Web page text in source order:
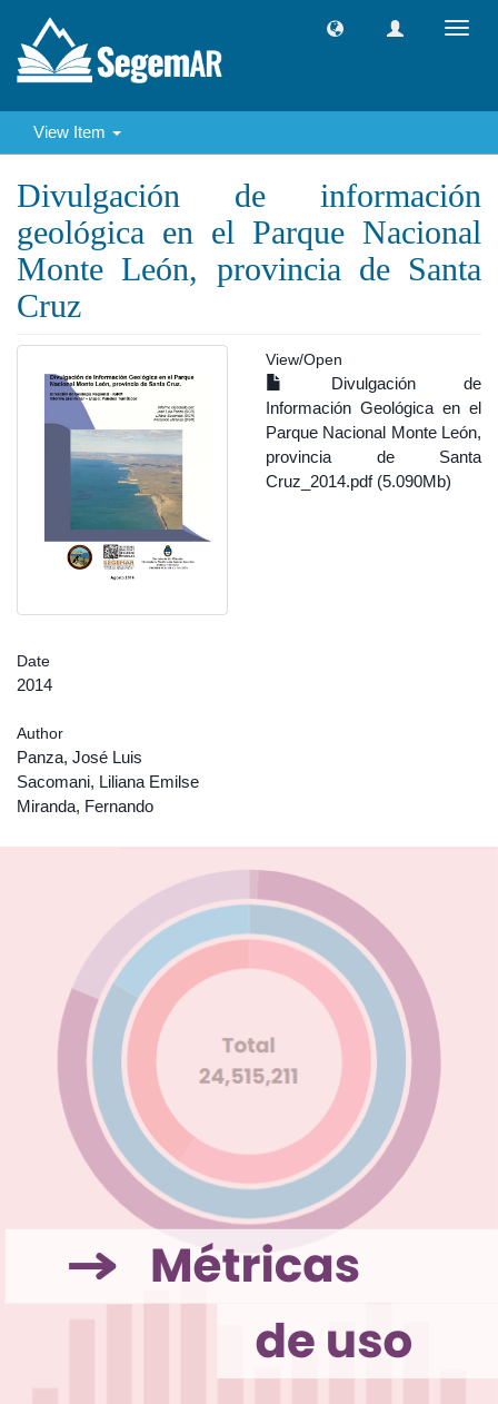
View Item
Divulgación de información
geológica en el Parque Nacional
Monte León, provincia de Santa
Cruz
View/Open
Divulgación de
Información Geológica en el
Parque Nacional Monte León,
provincia de Santa
Cruz_2014.pdf (5.090Mb)
Date
2014
Author
Panza, José Luis
Sacomani, Liliana Emilse
Miranda, Fernando